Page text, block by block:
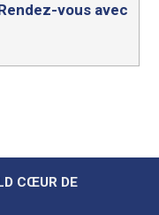
vous avec
CŒUR DE